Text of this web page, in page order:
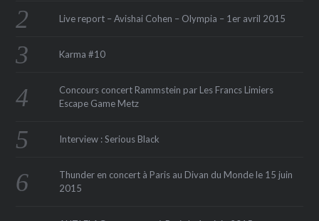
Live report – Avishai Cohen – Olympia – 1er avril 2015
Karma #10
Concours concert Rammstein par Les Francs Limiers
Escape Game Metz
Interview : Serious Black
Thunder en concert à Paris au Divan du Monde le 15 juin
2015